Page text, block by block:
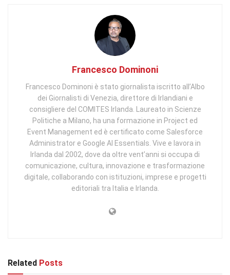
Francesco Dominoni
Francesco Dominoni è stato giornalista iscritto all’Albo
dei Giornalisti di Venezia, direttore di Irlandiani e
consigliere del COMITES Irlanda. Laureato in Scienze
Politiche a Milano, ha una formazione in Project ed
Event Management ed è certificato come Salesforce
Administrator e Google AI Essentials. Vive e lavora in
Irlanda dal 2002, dove da oltre vent’anni si occupa di
comunicazione, cultura, innovazione e trasformazione
digitale, collaborando con istituzioni, imprese e progetti
editoriali tra Italia e Irlanda.
Related Posts